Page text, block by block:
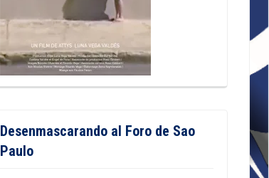
Desenmascarando al Foro de Sao
Paulo